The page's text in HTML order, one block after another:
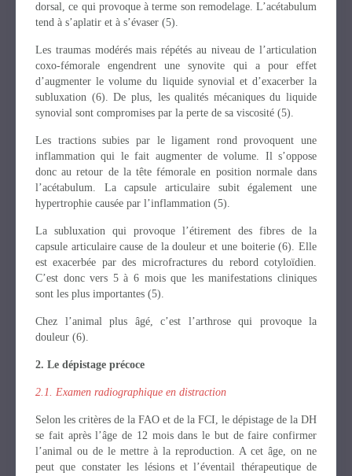
dorsal, ce qui provoque à terme son remodelage. L’acétabulum
tend à s’aplatir et à s’évaser (5).
Les traumas modérés mais répétés au niveau de l’articulation
coxo-fémorale engendrent une synovite qui a pour effet
d’augmenter le volume du liquide synovial et d’exacerber la
subluxation (6). De plus, les qualités mécaniques du liquide
synovial sont compromises par la perte de sa viscosité (5).
Les tractions subies par le ligament rond provoquent une
inflammation qui le fait augmenter de volume. Il s’oppose
donc au retour de la tête fémorale en position normale dans
l’acétabulum. La capsule articulaire subit également une
hypertrophie causée par l’inflammation (5).
La subluxation qui provoque l’étirement des fibres de la
capsule articulaire cause de la douleur et une boiterie (6). Elle
est exacerbée par des microfractures du rebord cotyloïdien.
C’est donc vers 5 à 6 mois que les manifestations cliniques
sont les plus importantes (5).
Chez l’animal plus âgé, c’est l’arthrose qui provoque la
douleur (6).
2. Le dépistage précoce
2.1. Examen radiographique en distraction
Selon les critères de la FAO et de la FCI, le dépistage de la DH
se fait après l’âge de 12 mois dans le but de faire confirmer
l’animal ou de le mettre à la reproduction. A cet âge, on ne
peut que constater les lésions et l’éventail thérapeutique de